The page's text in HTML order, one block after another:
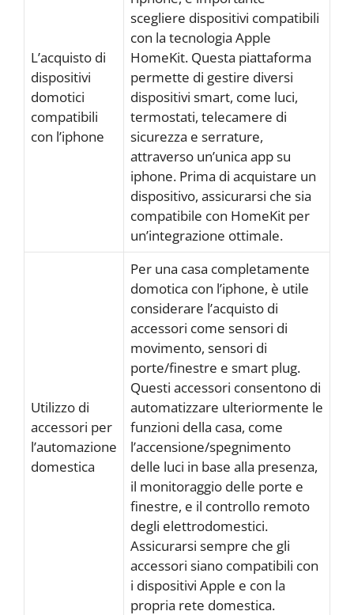
L’acquisto di
dispositivi
domotici
compatibili
con l’iphone
scegliere dispositivi compatibili
con la tecnologia Apple
HomeKit. Questa piattaforma
permette di gestire diversi
dispositivi smart, come luci,
termostati, telecamere di
sicurezza e serrature,
attraverso un’unica app su
iphone. Prima di acquistare un
dispositivo, assicurarsi che sia
compatibile con HomeKit per
un’integrazione ottimale.
Utilizzo di
accessori per
l’automazione
domestica
Per una casa completamente
domotica con l’iphone, è utile
considerare l’acquisto di
accessori come sensori di
movimento, sensori di
porte/finestre e smart plug.
Questi accessori consentono di
automatizzare ulteriormente le
funzioni della casa, come
l’accensione/spegnimento
delle luci in base alla presenza,
il monitoraggio delle porte e
finestre, e il controllo remoto
degli elettrodomestici.
Assicurarsi sempre che gli
accessori siano compatibili con
i dispositivi Apple e con la
propria rete domestica.